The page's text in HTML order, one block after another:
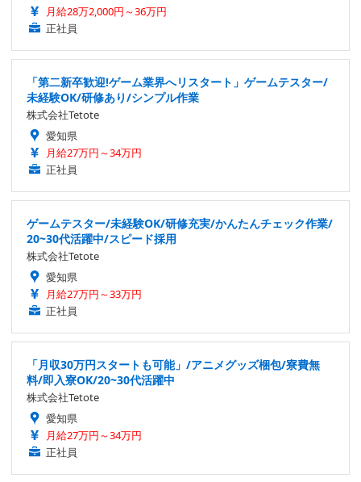
月給28万2,000円～36万円
正社員
「第二新卒歓迎!ゲーム業界へリスタート」ゲームテスター/
未経験OK/研修あり/シンプル作業
株式会社Tetote
愛知県
月給27万円～34万円
正社員
ゲームテスター/未経験OK/研修充実/かんたんチェック作業/
20~30代活躍中/スピード採用
株式会社Tetote
愛知県
月給27万円～33万円
正社員
「月収30万円スタートも可能」/アニメグッズ梱包/寮費無
料/即入寮OK/20~30代活躍中
株式会社Tetote
愛知県
月給27万円～34万円
正社員